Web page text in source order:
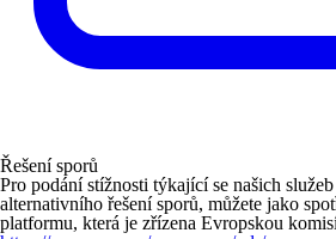
Řešení sporů
Pro podání stížnosti týkající se našich
alternativního řešení sporů, můžete jako
platformu, která je zřízena Evropskou